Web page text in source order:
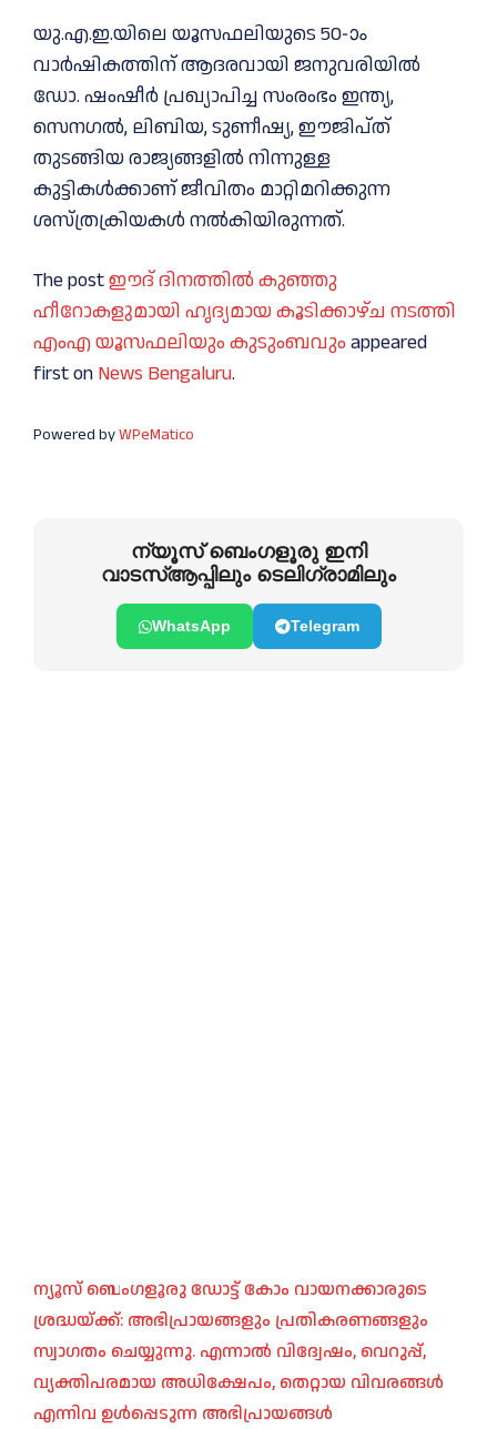
യു.എ.ഇ.യിലെ യൂസഫലിയുടെ 50-ാം
വാർഷികത്തിന് ആദരവായി ജനുവരിയിൽ
ഡോ. ഷംഷീർ പ്രഖ്യാപിച്ച സംരംഭം ഇന്ത്യ,
സെനഗൽ, ലിബിയ, ടുണീഷ്യ, ഈജിപ്ത്
തുടങ്ങിയ രാജ്യങ്ങളിൽ നിന്നുള്ള
കുട്ടികൾക്കാണ് ജീവിതം മാറ്റിമറിക്കുന്ന
ശസ്ത്രക്രിയകൾ നൽകിയിരുന്നത്.
The postഈദ് ദിനത്തിൽ കുഞ്ഞു
ഹീറോകളുമായി ഹൃദ്യമായ കൂടിക്കാഴ്ച നടത്തി
എംഎ യൂസഫലിയും കുടുംബവും appeared
first on News Bengaluru.
Powered byWPeMatico
ന്യൂസ് ബെംഗളൂരു ഇനി
വാടസ്ആപ്പിലും ടെലിഗ്രാമിലും
WhatsApp Telegram
ന്യൂസ് ബെംഗളൂരു ഡോട്ട് കോം വായനക്കാരുടെ
ശ്രദ്ധയ്ക്ക്: അഭിപ്രായങ്ങളും പ്രതികരണങ്ങളും
സ്വാഗതം ചെയ്യുന്നു. എന്നാൽ വിദ്വേഷം, വെറുപ്പ്,
വ്യക്തിപരമായ അധിക്ഷേപം, തെറ്റായ വിവരങ്ങൾ
എന്നിവ ഉൾപ്പെടുന്ന അഭിപ്രായങ്ങൾ